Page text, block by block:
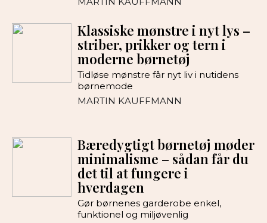
Klassiske mønstre i nyt lys –
striber, prikker og tern i
moderne børnetøj
Tidløse mønstre får nyt liv i nutidens
børnemode
MARTIN KAUFFMANN
Bæredygtigt børnetøj møder
minimalisme – sådan får du
det til at fungere i
hverdagen
Gør børnenes garderobe enkel,
funktionel og miljøvenlig